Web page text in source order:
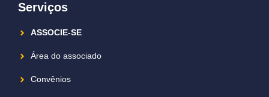
Serviços
ASSOCIE-SE
Área do associado
Convênios